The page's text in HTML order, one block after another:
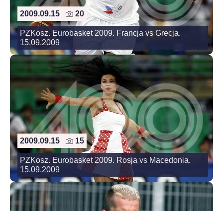
2009.09.15 20
PZKosz. Eurobasket 2009. Francja vs Grecja.
15.09.2009
2009.09.15 15
PZKosz. Eurobasket 2009. Rosja vs Macedonia.
15.09.2009